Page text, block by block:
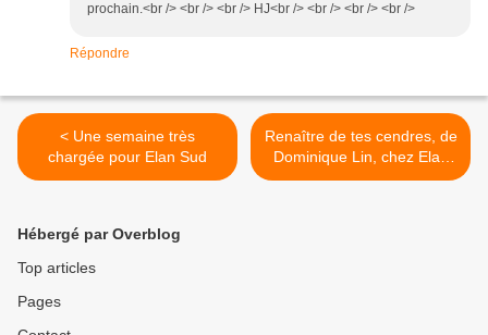
prochain.<br /> <br /> <br /> HJ<br /> <br /> <br /> <br />
Répondre
< Une semaine très
chargée pour Elan Sud
Renaître de tes cendres, de
Dominique Lin, chez Elan
Sud >
Hébergé par Overblog
Top articles
Pages